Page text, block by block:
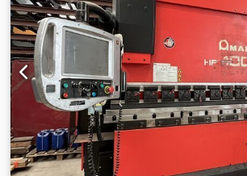
aplicaciones. La máquina se sometió a
software y a la sustitución de cilindros en
capacidades de plegado de alta calidad,
prensa plegadora AMADA HFBO 100-30
venta. Póngase en contacto con
detalles. • Distancia entre bastidores:
máximo: 200 mm • Número de ejes: 8
R2, Z1, Z2) • Tensión: 400/415 V Dodpfxozl
Frecuencia: 50 Hz • Corriente nominal:
fases: 3 • Potencia instalada: 9 kW • Nivel